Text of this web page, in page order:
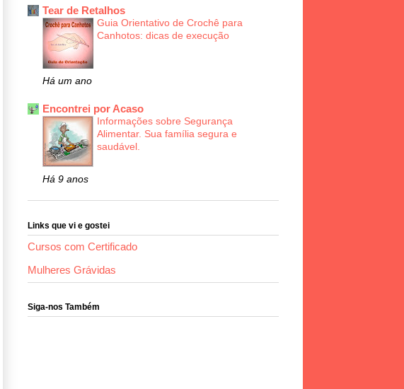
Tear de Retalhos
Guia Orientativo de Crochê para
Canhotos: dicas de execução
Há um ano
Encontrei por Acaso
Informações sobre Segurança
Alimentar. Sua família segura e
saudável.
Há 9 anos
Links que vi e gostei
Cursos com Certificado
Mulheres Grávidas
Siga-nos Também